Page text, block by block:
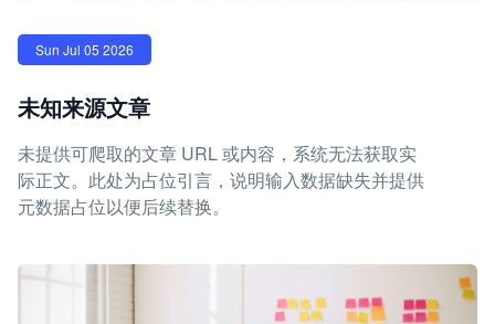
Sun Jul 05 2026
未知来源文章
未提供可爬取的文章 URL 或内容，系统无法获取实
际正文。此处为占位引言，说明输入数据缺失并提供
元数据占位以便后续替换。